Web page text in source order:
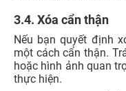
3.4. Xóa cẩn thận
Nếu bạn quyết định
một cách cẩn thận.
hoặc hình ảnh quan
thực hiện.